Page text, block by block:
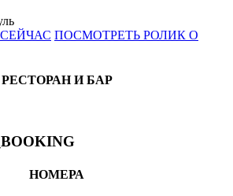
ПОСМОТРЕТЬ РОЛИК О
РЕСТОРАН И БАР
НОМЕРА